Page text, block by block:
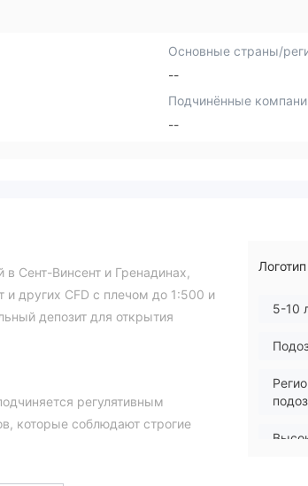
Основные страны/
--
Подчинённые
--
Сент-Винсент и Гренадинах,
других CFD с плечом до 1:500 и
депозит для открытия
регулятивным
которые соблюдают строгие
5-10